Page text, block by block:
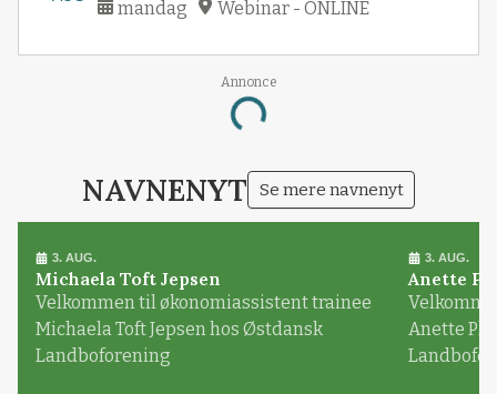
mandag Webinar - ONLINE
Annonce
Loading...
NAVNENYT Se mere navnenyt
3. AUG.
Michaela Toft Jepsen
Velkommen til økonomiassistent trainee
Michaela Toft Jepsen hos Østdansk
Landboforening
3. AUG.
Anette
Anette